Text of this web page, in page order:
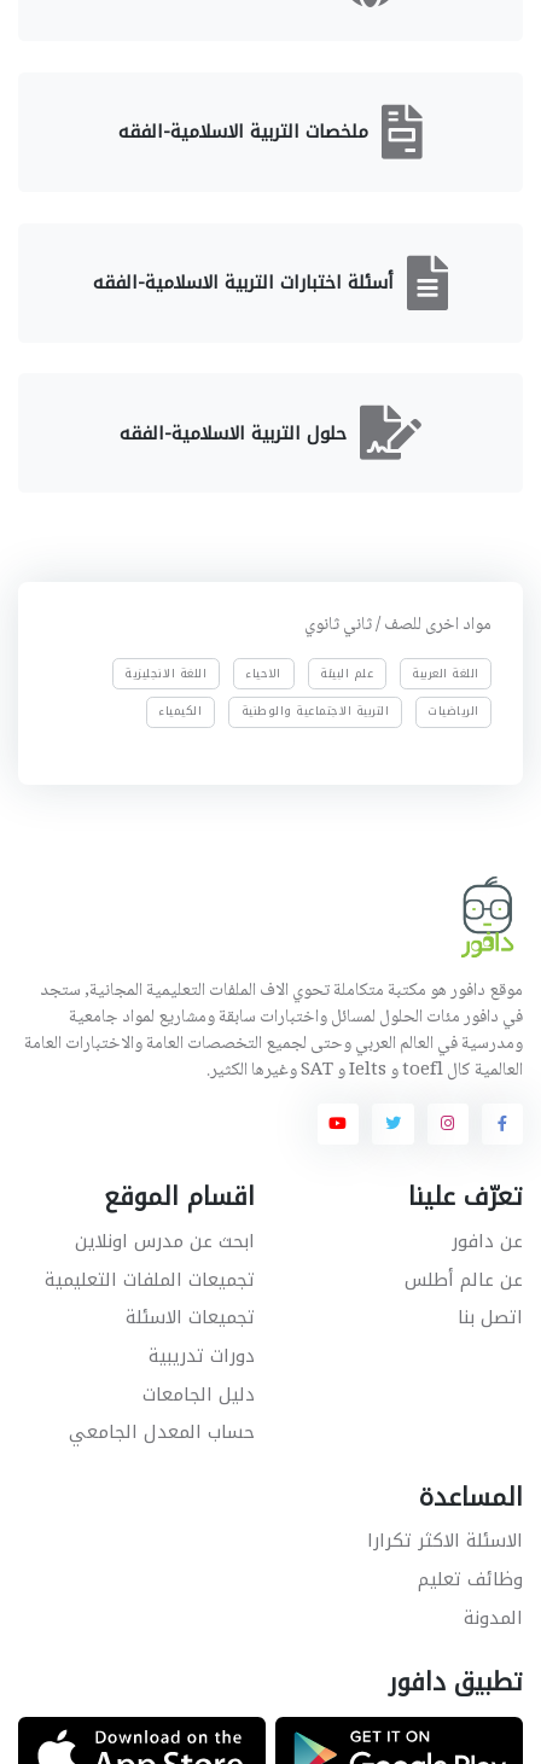
ملخصات التربية الاسلامية-الفقه
أسئلة اختبارات التربية الاسلامية-الفقه
حلول التربية الاسلامية-الفقه
مواد اخرى للصف / ثاني ثانوي
اللغة العربية علم البيئة الاحياء
اللغة الانجليزية
الرياضيات
التربية الاجتماعية والوطنية الكيمياء
موقع دافور هو مكتبة متكاملة تحوي الاف الملفات التعليمية المجانية, ستجد
في دافور مئات الحلول لمسائل واختبارات سابقة ومشاريع لمواد جامعية
ومدرسية في العالم العربي وحتى لجميع التخصصات العامة والاختبارات العامة
العالمية كال toefl و Ielts و SAT وغيرها الكثير.
تعرّف علينا
عن دافور
عن عالم أطلس
اتصل بنا
اقسام الموقع
ابحث عن مدرس اونلاين
تجميعات الملفات التعليمية
تجميعات الاسئلة
دورات تدريبية
دليل الجامعات
حساب المعدل الجامعي
المساعدة
الاسئلة الاكثر تكرارا
وظائف تعليم
المدونة
تطبيق دافور